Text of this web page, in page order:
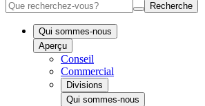
Recherche
Qui sommes-nous
Aperçu
Conseil
Commercial
Divisions
Qui sommes-nous